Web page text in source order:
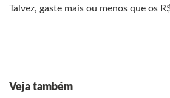
Talvez, gaste mais ou menos que os
Veja também